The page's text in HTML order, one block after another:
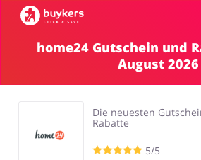
Mode & Accessoires
Shops
home24 Gutschein und
August 2026
Die neuesten
Rabatte
5/5